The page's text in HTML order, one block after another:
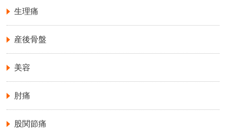
生理痛
産後骨盤
美容
肘痛
股関節痛